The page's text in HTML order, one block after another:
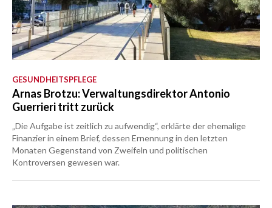
GESUNDHEITSPFLEGE
Arnas Brotzu: Verwaltungsdirektor Antonio
Guerrieri tritt zurück
„Die Aufgabe ist zeitlich zu aufwendig“, erklärte der ehemalige
Finanzier in einem Brief, dessen Ernennung in den letzten
Monaten Gegenstand von Zweifeln und politischen
Kontroversen gewesen war.